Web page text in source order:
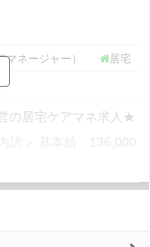
ネージャー） 居宅
の居宅ケアマネ求人★
訳＞ 基本給 136,000